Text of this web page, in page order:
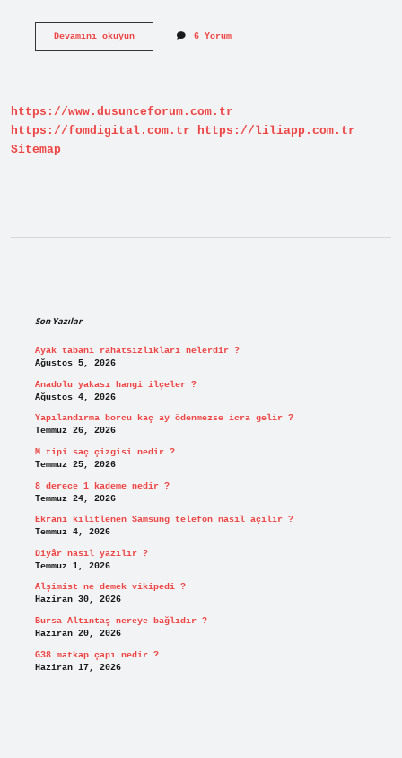
Devamını okuyunSunum
6 Yorum
https://www.dusunceforum.com.tr
https://fomdigital.com.tr
https://liliapp.com.tr
Sitemap
Son Yazılar
Ayak tabanı rahatsızlıkları nelerdir ?
Ağustos 5, 2026
Anadolu yakası hangi ilçeler ?
Ağustos 4, 2026
Yapılandırma borcu kaç ay ödenmezse icra gelir ?
Temmuz 26, 2026
M tipi saç çizgisi nedir ?
Temmuz 25, 2026
8 derece 1 kademe nedir ?
Temmuz 24, 2026
Ekranı kilitlenen Samsung telefon nasıl açılır ?
Temmuz 4, 2026
Diyâr nasıl yazılır ?
Temmuz 1, 2026
Alşimist ne demek vikipedi ?
Haziran 30, 2026
Bursa Altıntaş nereye bağlıdır ?
Haziran 20, 2026
G38 matkap çapı nedir ?
Haziran 17, 2026